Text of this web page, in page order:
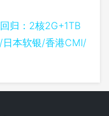
归：2核2G+1TB
本软银/香港CMI/